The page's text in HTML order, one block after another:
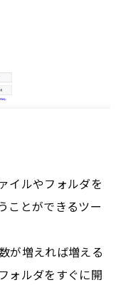
イルやフォルダを
ことができるツー
が増えれば増える
ォルダをすぐに開